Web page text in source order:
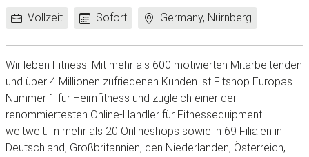
Arbeitszeit:
Vollzeit
Frühestes
Sofort Standort:
Germany, Nürnberg
Wir leben Fitness! Mit mehr als 600 motivierten Mitarbeitenden
und über 4 Millionen zufriedenen Kunden ist Fitshop Europas
Nummer 1 für Heimfitness und zugleich einer der
renommiertesten Online-Händler für Fitnessequipment
weltweit. In mehr als 20 Onlineshops sowie in 69 Filialen in
Deutschland, Großbritannien, den Niederlanden, Österreich,